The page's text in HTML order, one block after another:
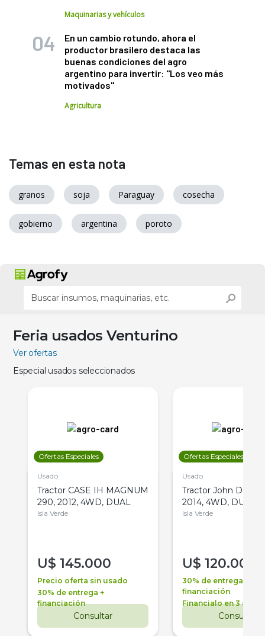
Maquinarias y vehículos
En un cambio rotundo, ahora el
productor brasilero destaca las
buenas condiciones del agro
argentino para invertir: "Los veo más
motivados"
Agricultura
Temas en esta nota
granos soja Paraguay cosecha
gobierno argentina poroto
Feria usados Venturino
Ver ofertas
Especial usados seleccionados
Ofertas Especiales
Usado
Tractor CASE IH MAGNUM
290, 2012, 4WD, DUAL
Isla Verde
U$ 145.000
Precio oferta sin usado
30% de entrega +
financiación
Consultar
Ofertas Especiales
Usado
Tractor John Deere
2014, 4WD, DUAL
Isla Verde
U$ 120.000
30% de entrega +
financiación
Financialo en 3 años
Consultar